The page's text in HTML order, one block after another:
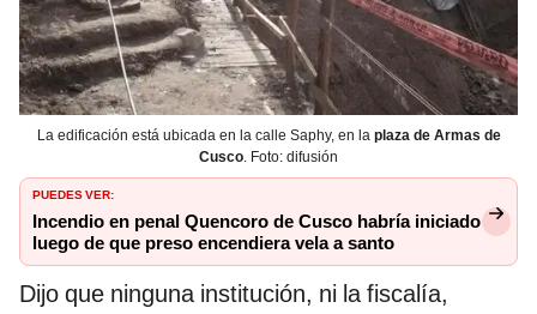
La edificación está ubicada en la calle Saphy, en la plaza de Armas de
Cusco. Foto: difusión
PUEDES VER:
Incendio en penal Quencoro de Cusco habría iniciado
luego de que preso encendiera vela a santo
Dijo que ninguna institución, ni la fiscalía,